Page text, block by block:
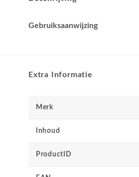
Gebruiksaanwijzing
Extra Informatie
Merk
Inhoud
ProductID